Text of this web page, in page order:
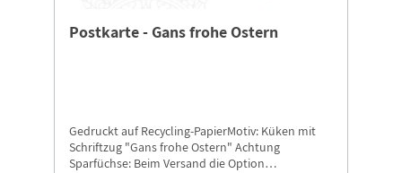
Postkarte - Gans frohe Ostern
Gedruckt auf Recycling-PapierMotiv: Küken mit
Schriftzug "Gans frohe Ostern" Achtung
Sparfüchse: Beim Versand die Option